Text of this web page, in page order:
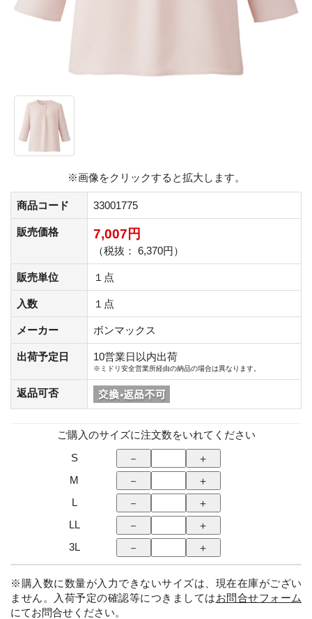
※画像をクリックすると拡大します。
商品コード 33001775
販売価格 7,007円
（税抜： 6,370円）
販売単位 １点
入数 １点
メーカー ボンマックス
出荷予定日 10営業日以内出荷
※ミドリ安全営業所経由の納品の場合は異なります。
返品可否
ご購入のサイズに注文数をいれてください
S
M
L
LL
3L
※購入数に数量が入力できないサイズは、現在在庫がござい
ません。入荷予定の確認等につきましてはお問合せフォーム
にてお問合せください。